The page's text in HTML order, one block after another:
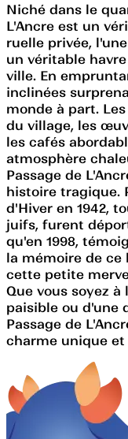
Niché dans le
L'Ancre est un
ruelle privée,
un véritable
ville. En
inclinées
monde à part.
du village, les
les cafés
atmosphère
Passage de
histoire tragique.
d'Hiver en 1942,
juifs, furent
qu'en 1998,
la mémoire de ce
cette petite
Que vous soyez
paisible ou d'une
Passage de
charme unique